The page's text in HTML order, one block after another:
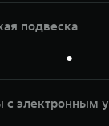
подвеска
●
с электронным